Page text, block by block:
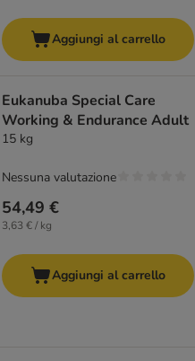
Aggiungi al carrello
Eukanuba Special Care
Working & Endurance Adult
15 kg
54,49 €
3,63 € / kg
Nessuna valutazione
Aggiungi al carrello